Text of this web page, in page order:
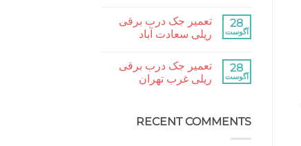
آباد
برای
تعمیر
جک
ریلی
جنت
آباد
ثبت
نشده
28
آگوست
تعمیر جک درب برقی
ریلی سعادت آباد
برای
تعمیر
جک
سعادت
آباد
ثبت
نشده
28
آگوست
تعمیر جک درب برقی
ریلی غرب تهران
تعمیر
جک
نشده
RECENT COMMENTS